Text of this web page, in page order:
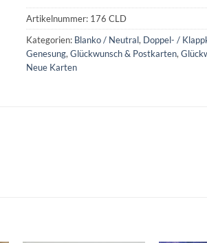
Artikelnummer: 176 CLD
Kategorien: Blanko / Neutral, Doppel- /
Genesung,Glückwunsch & Postkarten,
Neue Karten